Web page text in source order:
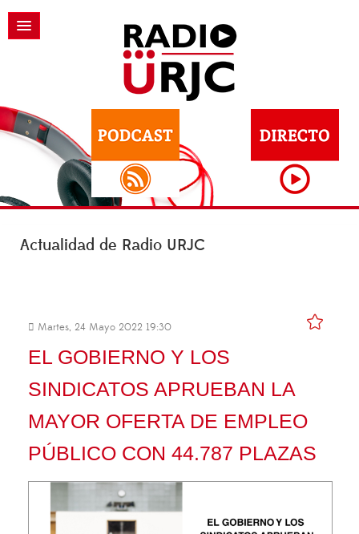
Actualidad de Radio URJC
Martes, 24 Mayo 2022 19:30
EL GOBIERNO Y LOS
SINDICATOS APRUEBAN LA
MAYOR OFERTA DE EMPLEO
PÚBLICO CON 44.787 PLAZAS